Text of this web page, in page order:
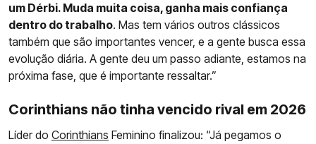
um Dérbi. Muda muita coisa, ganha mais confiança
dentro do trabalho. Mas tem vários outros clássicos
também que são importantes vencer, e a gente busca essa
evolução diária. A gente deu um passo adiante, estamos na
próxima fase, que é importante ressaltar.”
Corinthians não tinha vencido rival em 2026
Líder do Corinthians Feminino finalizou: “Já pegamos o